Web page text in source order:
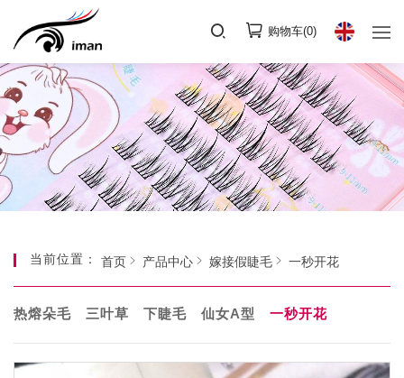
购物车(0)
当前位置： 首页 产品中心 嫁接假睫毛 一秒开花
热熔朵毛 三叶草 下睫毛 仙女A型 一秒开花